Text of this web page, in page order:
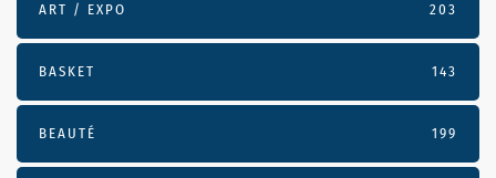
ART / EXPO 203
BASKET 143
BEAUTÉ 199